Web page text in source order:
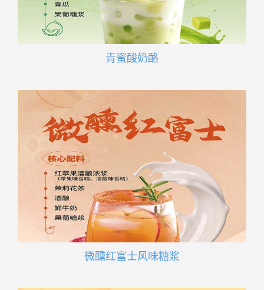
青蜜酸奶酪
微醺红富士风味糖浆